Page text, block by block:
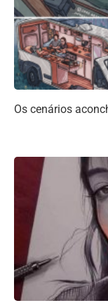
Os cenários